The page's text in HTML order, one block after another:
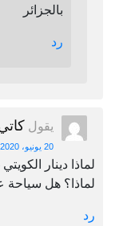
بالجزائر
رد
يقول
20 يونيو، 2020 الساعة 5:20 م
لماذا دينار
لماذا؟ هل سياحة
رد